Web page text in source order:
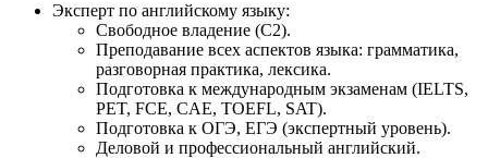
Эксперт по английскому языку:
Свободное владение (C2).
Преподавание всех аспектов языка: грамматика,
разговорная практика, лексика.
Подготовка к международным экзаменам (IELTS,
PET, FCE, CAE, TOEFL, SAT).
Подготовка к ОГЭ, ЕГЭ (экспертный уровень).
Деловой и профессиональный английский.